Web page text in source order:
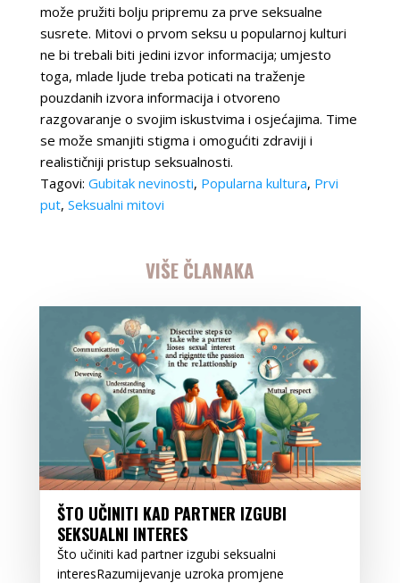
može pružiti bolju pripremu za prve seksualne
susrete. Mitovi o prvom seksu u popularnoj kulturi
ne bi trebali biti jedini izvor informacija; umjesto
toga, mlade ljude treba poticati na traženje
pouzdanih izvora informacija i otvoreno
razgovaranje o svojim iskustvima i osjećajima. Time
se može smanjiti stigma i omogućiti zdraviji i
realističniji pristup seksualnosti.
Tagovi: Gubitak nevinosti, Popularna kultura, Prvi
put, Seksualni mitovi
VIŠE ČLANAKA
ŠTO UČINITI KAD PARTNER IZGUBI
SEKSUALNI INTERES
Što učiniti kad partner izgubi seksualni
interesRazumijevanje uzroka promjene